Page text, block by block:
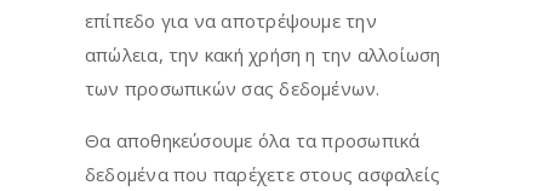
επίπεδο για να αποτρέψουμε την
απώλεια, την κακή χρήση η την αλλοίωση
των προσωπικών σας δεδομένων.
Θα αποθηκεύσουμε όλα τα προσωπικά
δεδομένα που παρέχετε στους ασφαλείς